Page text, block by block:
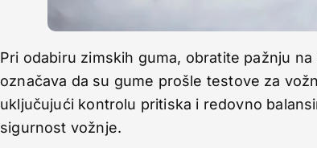
Pri odabiru zimskih guma, obratite pažnju
označava da su gume prošle testove za
uključujući kontrolu pritiska i redovno
sigurnost vožnje.